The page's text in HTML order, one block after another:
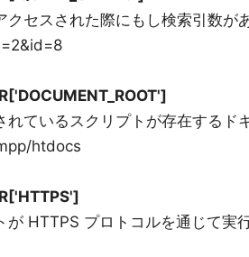
クセスされた際にもし検索引数が
れているスクリプトが存在するド
htdocs
が HTTPS プロトコルを通じて実